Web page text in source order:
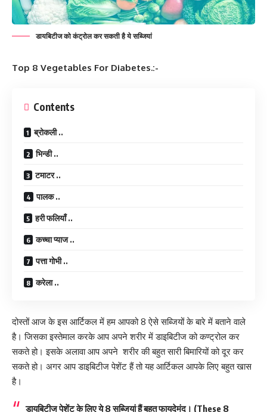
डायबिटीज को कंट्रोल कर सकती है ये सब्जियां
Top 8 Vegetables For Diabetes.:-
Contents
ब्रोकली ..
भिन्डी ..
टमाटर ..
पालक ..
हरी फलियाँ ..
कच्चा प्याज ..
पत्ता गोभी ..
करेला ..
दोस्तों आज के इस आर्टिकल में हम आपको 8 ऐसे सब्जियों के बारे में बताने वाले
है। जिसका इस्तेमाल करके आप अपने शरीर में डाइबिटीज को कण्ट्रोल कर
सकते हो। इसके अलावा आप अपने शरीर की बहुत सारी बिमारियों को दूर कर
सकते हो। अगर आप डाइबिटीज पेशेंट हैं तो यह आर्टिकल आपके लिए बहुत खास
है।
डायबिटीज पेशेंट के लिए ये 8 सब्जियां हैं बहुत फायदेमंद। (These 8